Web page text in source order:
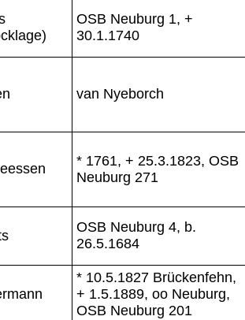
OSB Neuburg 1, +
30.1.1740
van Nyeborch
* 1761, + 25.3.1823, OSB
Neuburg 271
OSB Neuburg 4, b.
26.5.1684
* 10.5.1827 Brückenfehn,
+ 1.5.1889, oo Neuburg,
OSB Neuburg 201